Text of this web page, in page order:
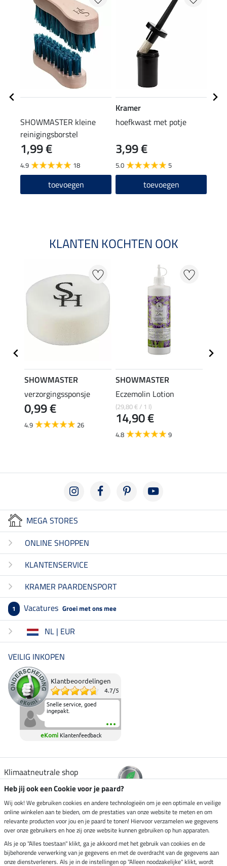
SHOWMASTER kleine
reinigingsborstel
1,99 €
4.9 18
toevoegen
Kramer
hoefkwast met potje
3,99 €
5.0 5
toevoegen
KLANTEN KOCHTEN OOK
SHOWMASTER
verzorgingssponsje
0,99 €
4.9 26
SHOWMASTER
Eczemolin Lotion
(29,80 € / 1 l)
14,90 €
4.8 9
MEGA STORES
ONLINE SHOPPEN
KLANTENSERVICE
KRAMER PAARDENSPORT
1 Vacatures Groei met ons mee
NL | EUR
VEILIG INKOPEN
Klantbeoordelingen
4.7/5
Snelle service, goed
ingepakt.
eKomi Klantenfeedback
Klimaatneutrale shop
Verzending per
Veilig betalen met
Heb jij ook een Cookie voor je paard?
Wij ook! We gebruiken cookies en andere technologieën om je een optimale en veilige
online winkelen aan te bieden, om de prestaties van onze website te meten en om
relevante producten voor jou en je paard te tonen! Hiervoor verzamelen we gegevens
over onze gebruikers en hoe zij onze website kunnen gebruiken op hun apparaten.
Als je op "Alles toestaan" klikt, ga je akkoord met het gebruik van cookies en de
bijbehorende verwerking van je gegevens en met de overdracht van de gegevens aan
onze dienstverleners. Als je in de instellingen op "Alleen noodzakelijke" klikt, wordt